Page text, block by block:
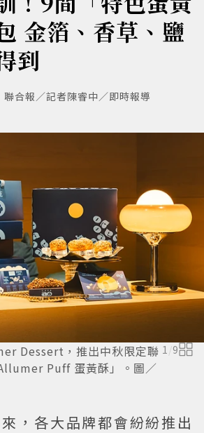
金箔、香草、鹽
到
聯合報／記者陳睿中／即時報導
Dessert，推出中秋限定聯
Puff 蛋黃酥」。圖／
1 /9
，各大品牌都會紛紛推出